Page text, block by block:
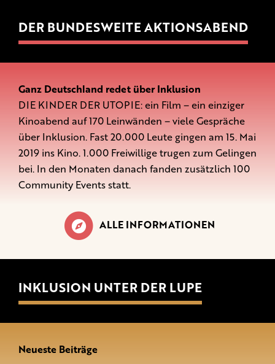
DER BUNDESWEITE AKTIONSABEND
Ganz Deutschland redet über Inklusion
DIE KINDER DER UTOPIE: ein Film – ein einziger
Kinoabend auf 170 Leinwänden – viele Gespräche
über Inklusion. Fast 20.000 Leute gingen am 15. Mai
2019 ins Kino. 1.000 Freiwillige trugen zum Gelingen
bei. In den Monaten danach fanden zusätzlich 100
Community Events statt.
ALLE INFORMATIONEN
INKLUSION UNTER DER LUPE
Neueste Beiträge